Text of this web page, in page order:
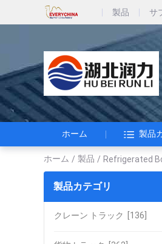
製品 サ
ホーム 製品
ホーム / 製品 / Refrigerated
製品カテゴリ
クレーン トラック [136]